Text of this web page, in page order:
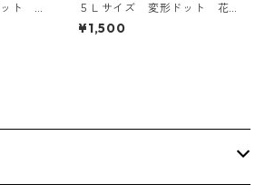
ット
オ
５Ｌサイズ 変形ドット 花
柄 ボウタイブラウス オフ
ホワイト KAE-4763
¥1,500